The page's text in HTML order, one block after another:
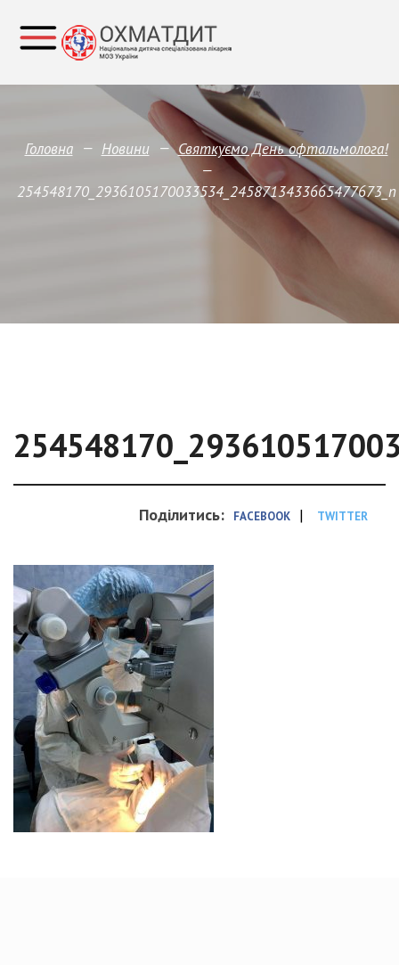
Головна — Новини — Святкуємо День офтальмолога!
—
254548170_2936105170033534_2458713433665477673_n
Поділитись: FACEBOOK | TWITTER